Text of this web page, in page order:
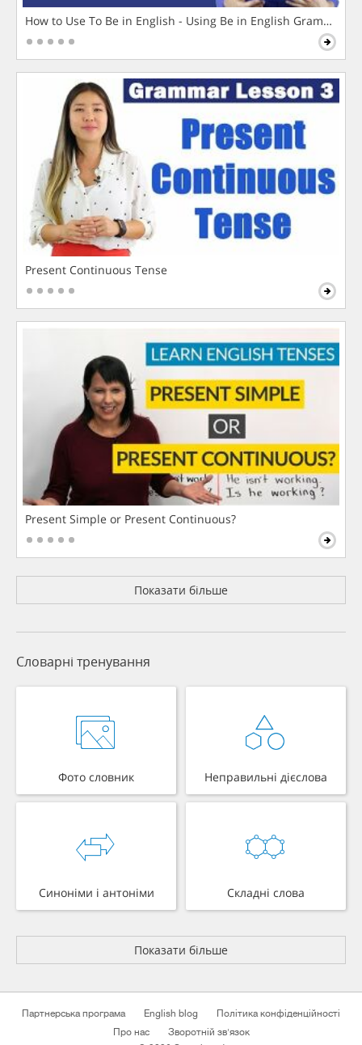
How to Use To Be in English - Using Be in English Grammar
Present Continuous Tense
Present Simple or Present Continuous?
Показати більше
Словарні тренування
Фото словник Неправильні дієслова
Синоніми і антоніми Складні слова
Показати більше
Партнерська програма English blog
Політика конфіденційності
Про нас
Зворотній зв'язок